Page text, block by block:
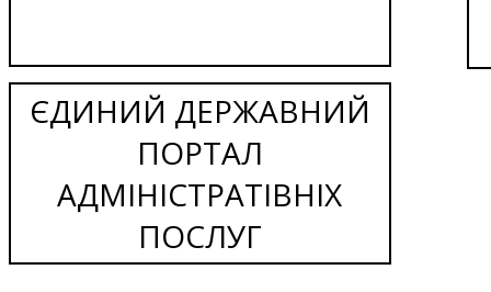
ЄДИНИЙ ДЕРЖАВНИЙ
ПОРТАЛ
АДМІНІСТРАТІВНІХ
ПОСЛУГ